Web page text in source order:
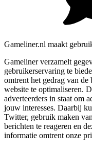
Gameliner.nl maakt
Gameliner verzamelt
gebruikerservaring te
omtrent het gedrag van
website te optimaliseren.
adverteerders in staat om
jouw interesses. Daarbij
Twitter, gebruik maken
berichten te reageren en
informatie omtrent onze